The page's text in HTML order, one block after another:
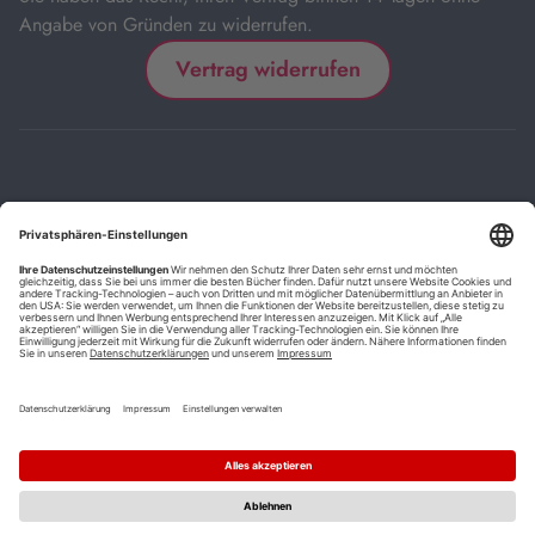
Angabe von Gründen zu widerrufen.
Vertrag widerrufen
BarrierefreiheitserklärungCookie-Einstellungen
*
Die mit Sternchen (*) gekennzeichneten Links sind Affiliate-Links.
Wenn Sie auf einen solchen Link klicken und auf der Zielseite etwas
kaufen, bekommen wir vom betreffenden Anbieter oder Online-Shop
Kauf oder Preis.
Mehrwertsteuer.
Versand innerhalb Deutschlands versandkostenfrei ab 9,00 €
Bestellwert.
Vorbestellung ab 30 Tage vor Erscheinungstermin möglich.